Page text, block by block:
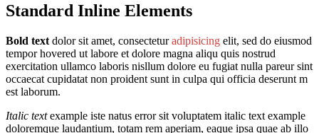
Standard Inline Elements
Bold text dolor sit amet, consecteturadipisicing elit, sed do eiusmod
tempor hovered ut labore et dolore magna aliqu quis nostrud
exercitation ullamco laboris nisllum dolore eu fugiat nulla pareur sint
occaecat cupidatat non proident sunt in culpa qui officia deserunt m
est laborum.
Italic textexample iste natus error sit voluptatem italic text example
doloremque laudantium, totam rem aperiam, eaque ipsa quae ab illo